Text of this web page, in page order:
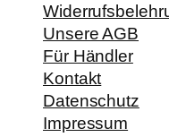
Unsere AGB
Für Händler
Kontakt
Datenschutz
Impressum